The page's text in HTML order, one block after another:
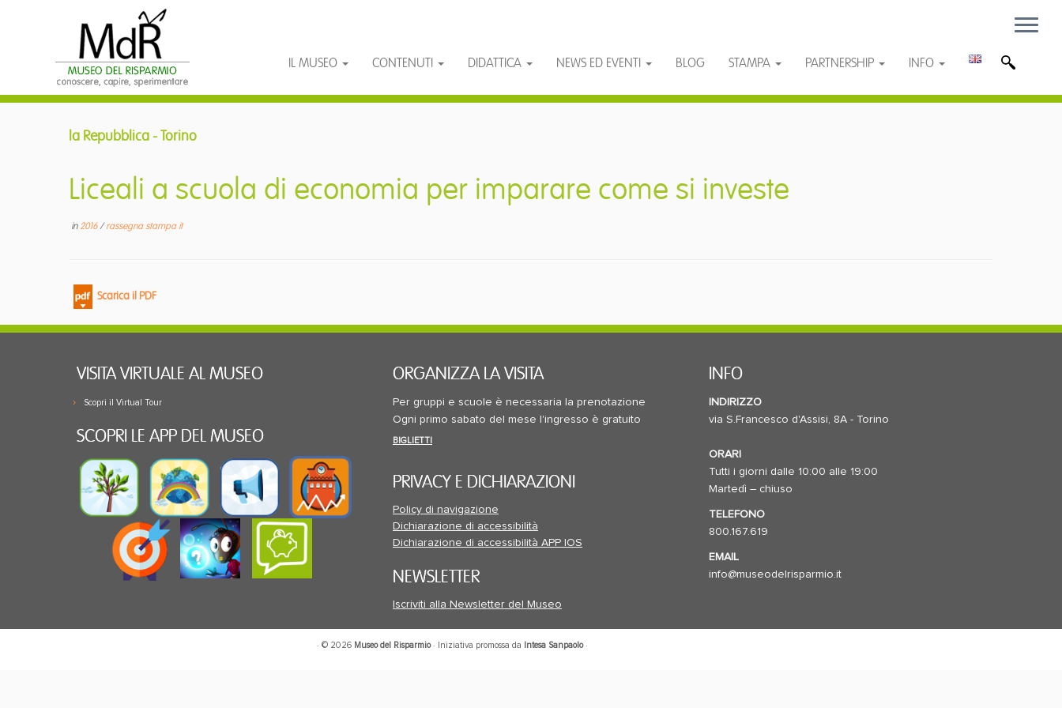
IL MUSEO CONTENUTI DIDATTICA NEWS ED EVENTI BLOG STAMPA PARTNERSHIP INFO
la Repubblica - Torino
Liceali a scuola di economia per imparare come si investe
in 2016/rassegna stampa it
Scarica il PDF
VISITA VIRTUALE AL MUSEO
Scopri il Virtual Tour
SCOPRI LE APP DEL MUSEO
ORGANIZZA LA VISITA
Per gruppi e scuole è necessaria la prenotazione
Ogni primo sabato del mese l'ingresso è gratuito
BIGLIETTI
PRIVACY E DICHIARAZIONI
Policy di navigazione
Dichiarazione di accessibilità
Dichiarazione di accessibilità APP IOS
NEWSLETTER
Iscriviti alla Newsletter del Museo
INFO
INDIRIZZO
via S.Francesco d'Assisi, 8A - Torino
ORARI
Tutti i giorni dalle 10:00 alle 19:00
Martedì – chiuso
TELEFONO
800.167.619
EMAIL
info@museodelrisparmio.it
· © 2026 Museo del Risparmio· Iniziativa promossa da Intesa Sanpaolo·